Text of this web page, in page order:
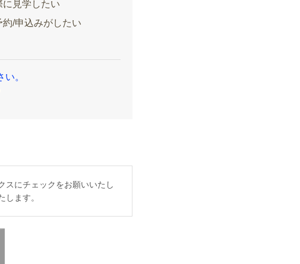
に見学したい
約/申込みがしたい
。
スにチェックをお願いいたし
ます。